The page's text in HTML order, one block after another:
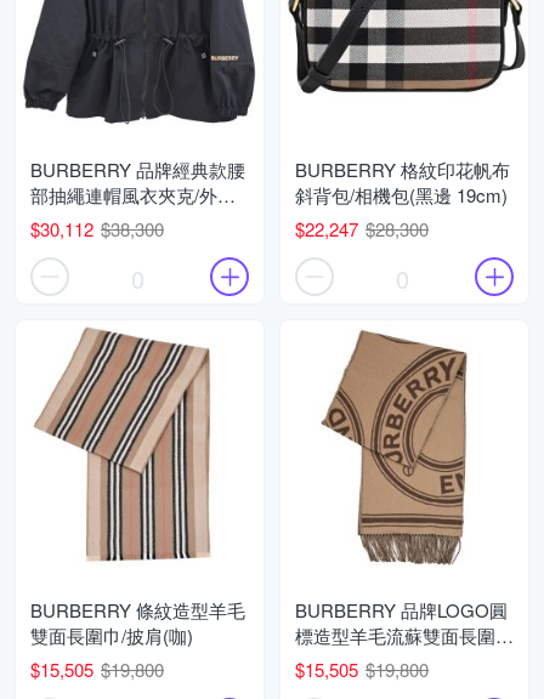
BURBERRY 品牌經典款腰
部抽繩連帽風衣夾克/外套
(黑)
$30,112 $38,300
0
BURBERRY 格紋印花帆布
斜背包/相機包(黑邊 19cm)
$22,247 $28,300
0
BURBERRY 條紋造型羊毛
雙面長圍巾/披肩(咖)
$15,505 $19,800
BURBERRY 品牌LOGO圓
標造型羊毛流蘇雙面長圍
巾/披肩(咖)
$15,505 $19,800